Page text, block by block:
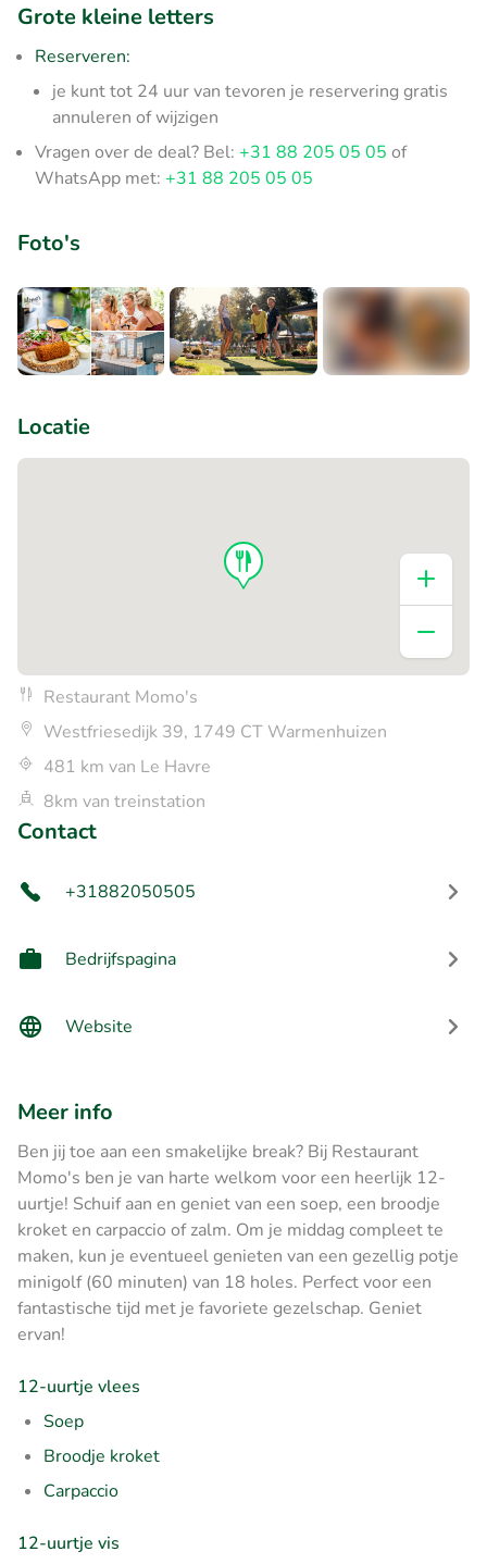
Grote kleine letters
Reserveren:
je kunt tot 24 uur van tevoren je reservering gratis
annuleren of wijzigen
Vragen over de deal? Bel: +31 88 205 05 05 of
WhatsApp met: +31 88 205 05 05
Foto's
Locatie
Restaurant Momo's
Westfriesedijk 39, 1749 CT Warmenhuizen
481 km van Le Havre
8km van treinstation
Contact
+31882050505
Bedrijfspagina
Website
Meer info
Ben jij toe aan een smakelijke break? Bij Restaurant
Momo's ben je van harte welkom voor een heerlijk 12-
uurtje! Schuif aan en geniet van een soep, een broodje
kroket en carpaccio of zalm. Om je middag compleet te
maken, kun je eventueel genieten van een gezellig potje
minigolf (60 minuten) van 18 holes. Perfect voor een
fantastische tijd met je favoriete gezelschap. Geniet
ervan!
12-uurtje vlees
Soep
Broodje kroket
Carpaccio
12-uurtje vis